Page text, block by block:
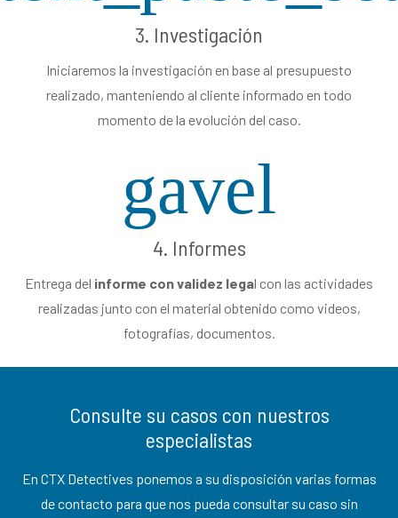
3. Investigación
Iniciaremos la investigación en base al presupuesto
realizado, manteniendo al cliente informado en todo
momento de la evolución del caso.
gavel
4. Informes
Entrega del informe con validez legal con las actividades
realizadas junto con el material obtenido como videos,
fotografías, documentos.
Consulte su casos con nuestros
especialistas
En CTX Detectives ponemos a su disposición varias formas
de contacto para que nos pueda consultar su caso sin